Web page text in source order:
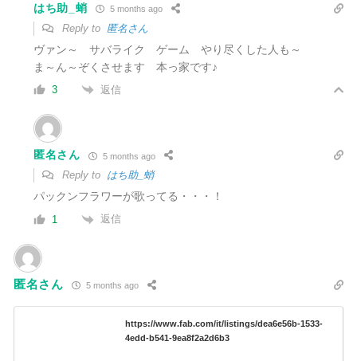
はち助_蛸 5 months ago
Reply to 匿名さん
ヴァン～ サバライク ゲーム やり尽くした人も～
ま～ん～ぞくさせます 本っ家です♪
3 返信
匿名さん 5 months ago
Reply to はち助_蛸
パックンフラワーが歌ってる・・・！
1 返信
匿名さん 5 months ago
https://www.fab.com/it/listings/dea6e56b-1533-
4edd-b541-9ea8f2a2d6b3